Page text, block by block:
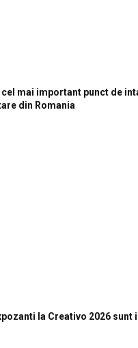
cel mai important punct de
din Romania
la Creativo 2026 sunt